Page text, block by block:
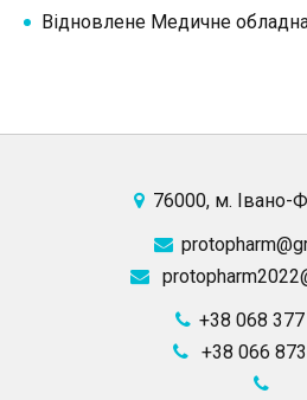
Відновлене Медичне
76000, м. Івано-
+38 068
+38 066